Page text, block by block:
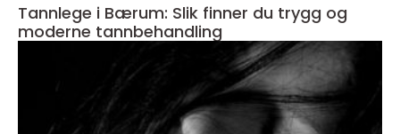
Tannlege i Bærum: Slik finner du trygg og
moderne tannbehandling